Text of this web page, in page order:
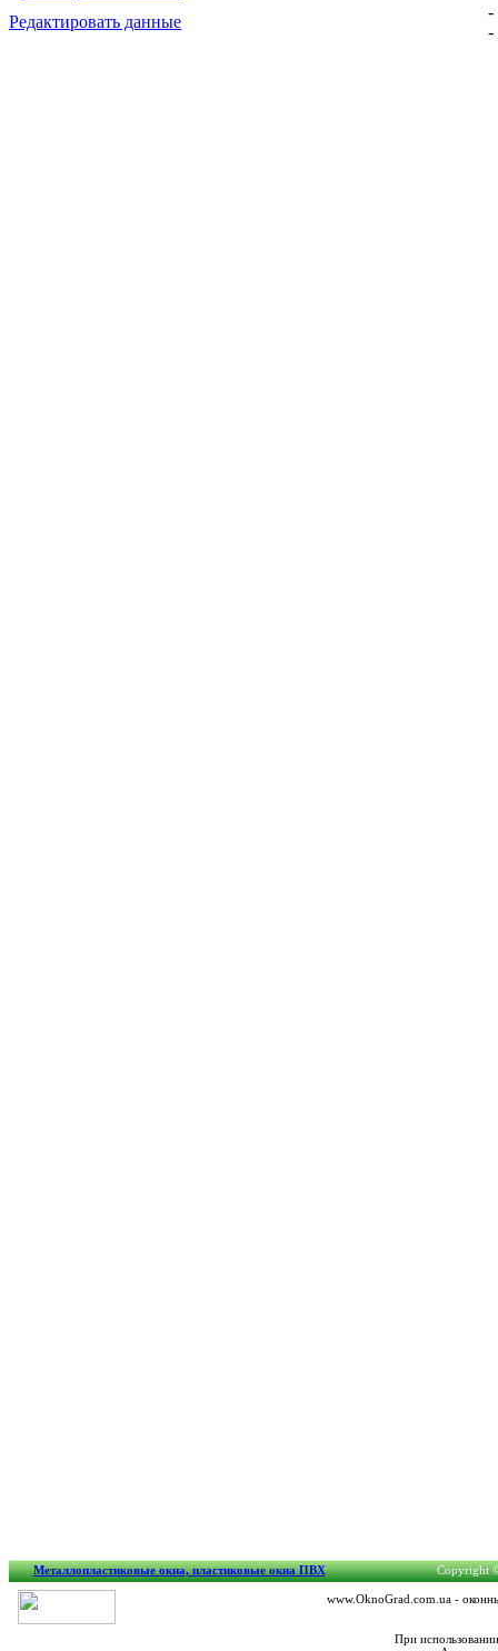
Редактировать данные
-
-
Металлопластиковые окна, пластиковые окна ПВХ Copyright
www.OknoGrad.com.ua -
При